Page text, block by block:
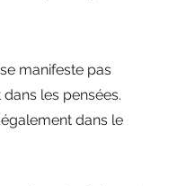
manifeste pas
les pensées.
dans le